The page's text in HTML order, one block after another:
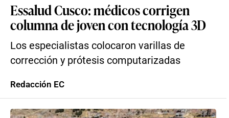
Essalud Cusco: médicos corrigen
columna de joven con tecnología 3D
Los especialistas colocaron varillas de
corrección y prótesis computarizadas
Redacción EC